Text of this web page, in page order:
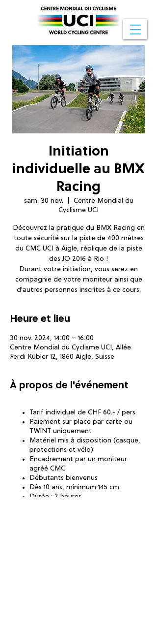
Initiation
individuelle au BMX
Racing
sam. 30 nov.
Centre Mondial du
Cyclisme UCI
Découvrez la pratique du BMX Racing en
toute sécurité sur la piste de 400 mètres
du CMC UCI à Aigle, réplique de la piste
des JO 2016 à Rio !
Durant votre initiation, vous serez en
compagnie de votre moniteur ainsi que
d'autres personnes inscrites à ce cours.
Heure et lieu
30 nov. 2024, 14:00 – 16:00
Centre Mondial du Cyclisme UCI, Allée
Ferdi Kübler 12, 1860 Aigle, Suisse
À propos de l'événement
Tarif individuel de CHF 60.- / pers.
Paiement sur place par carte ou
TWINT uniquement
Matériel mis à disposition (casque,
protections et vélo)
Encadrement par un moniteur
agréé CMC
Débutants bienvenus
Dès 10 ans, minimum 145 cm
Durée : 2 heures